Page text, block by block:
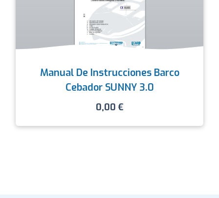
Manual De Instrucciones Barco
Cebador SUNNY 3.0
0,00€